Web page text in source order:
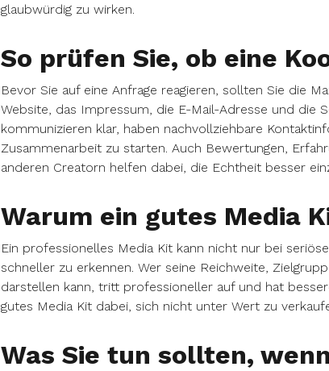
glaubwürdig zu wirken.
So prüfen Sie, ob eine
Bevor Sie auf eine Anfrage reagieren, sollten Sie die
Website, das Impressum, die E-Mail-Adresse und die
kommunizieren klar, haben nachvollziehbare
Zusammenarbeit zu starten. Auch Bewertungen,
anderen Creatorn helfen dabei, die Echtheit besser
Warum ein gutes Media
Ein professionelles Media Kit kann nicht nur bei
schneller zu erkennen. Wer seine Reichweite,
darstellen kann, tritt professioneller auf und hat
gutes Media Kit dabei, sich nicht unter Wert zu
Was Sie tun sollten,